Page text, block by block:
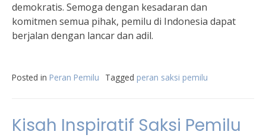
demokratis. Semoga dengan kesadaran dan
komitmen semua pihak, pemilu di Indonesia dapat
berjalan dengan lancar dan adil.
Posted in Peran Pemilu Tagged peran saksi pemilu
Kisah Inspiratif Saksi Pemilu